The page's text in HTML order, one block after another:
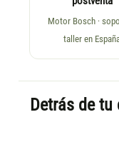
Motor Bosch ·
taller en
Detrás de tu